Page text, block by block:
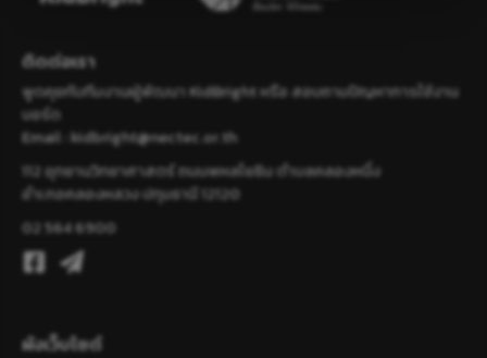
ติดต่อเรา
พูดคุยกับทีมงานผู้พัฒนา KidBright หรือ สอบถามปัญหาการใช้งาน
บอร์ด
Email : kidbright@nectec.or.th
112 อุทยานวิทยาศาสตร์ ถนนพหลโยธิน ตำบลคลองหนึ่ง
อำเภอคลองหลวง ปทุมธานี 12120
02 564 6900
ผังเว็บไซต์